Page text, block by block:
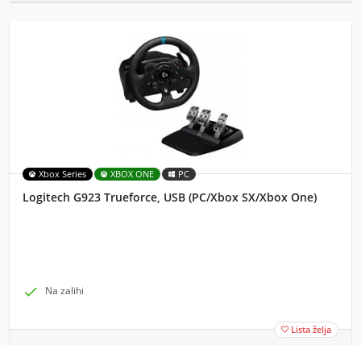
Xbox Series XBOX ONE PC
Logitech G923 Trueforce, USB (PC/Xbox SX/Xbox One)
 Na zalihi
 Lista želja